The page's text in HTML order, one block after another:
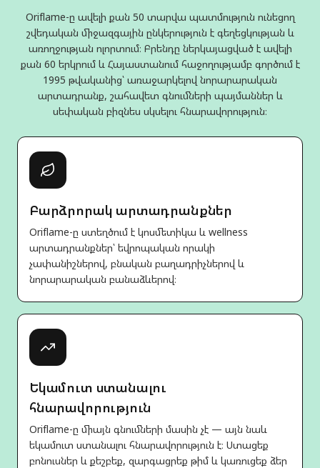
Oriflame-ը ավելի քան 50 տարվա պատմություն ունեցող
շվեդական միջազգային ընկերություն է գեղեցկության և
առողջության ոլորտում։ Բրենդը ներկայացված է ավելի
քան 60 երկրում և Հայաստանում հաջողությամբ գործում է
1995 թվականից՝ առաջարկելով նորարարական
արտադրանք, շահավետ գնումների պայմաններ և
սեփական բիզնես սկսելու հնարավորություն։
Բարձրորակ արտադրանքներ
Oriflame-ը ստեղծում է կոսմետիկա և wellness
արտադրանքներ՝ եվրոպական որակի
չափանիշներով, բնական բաղադրիչներով և
նորարարական բանաձևերով։
Եկամուտ ստանալու
հնարավորություն
Oriflame-ը միայն գնումների մասին չէ — այն նաև
եկամուտ ստանալու հնարավորություն է։ Ստացեք
բոնուսներ և քեշբեք, զարգացրեք թիմ և կառուցեք ձեր